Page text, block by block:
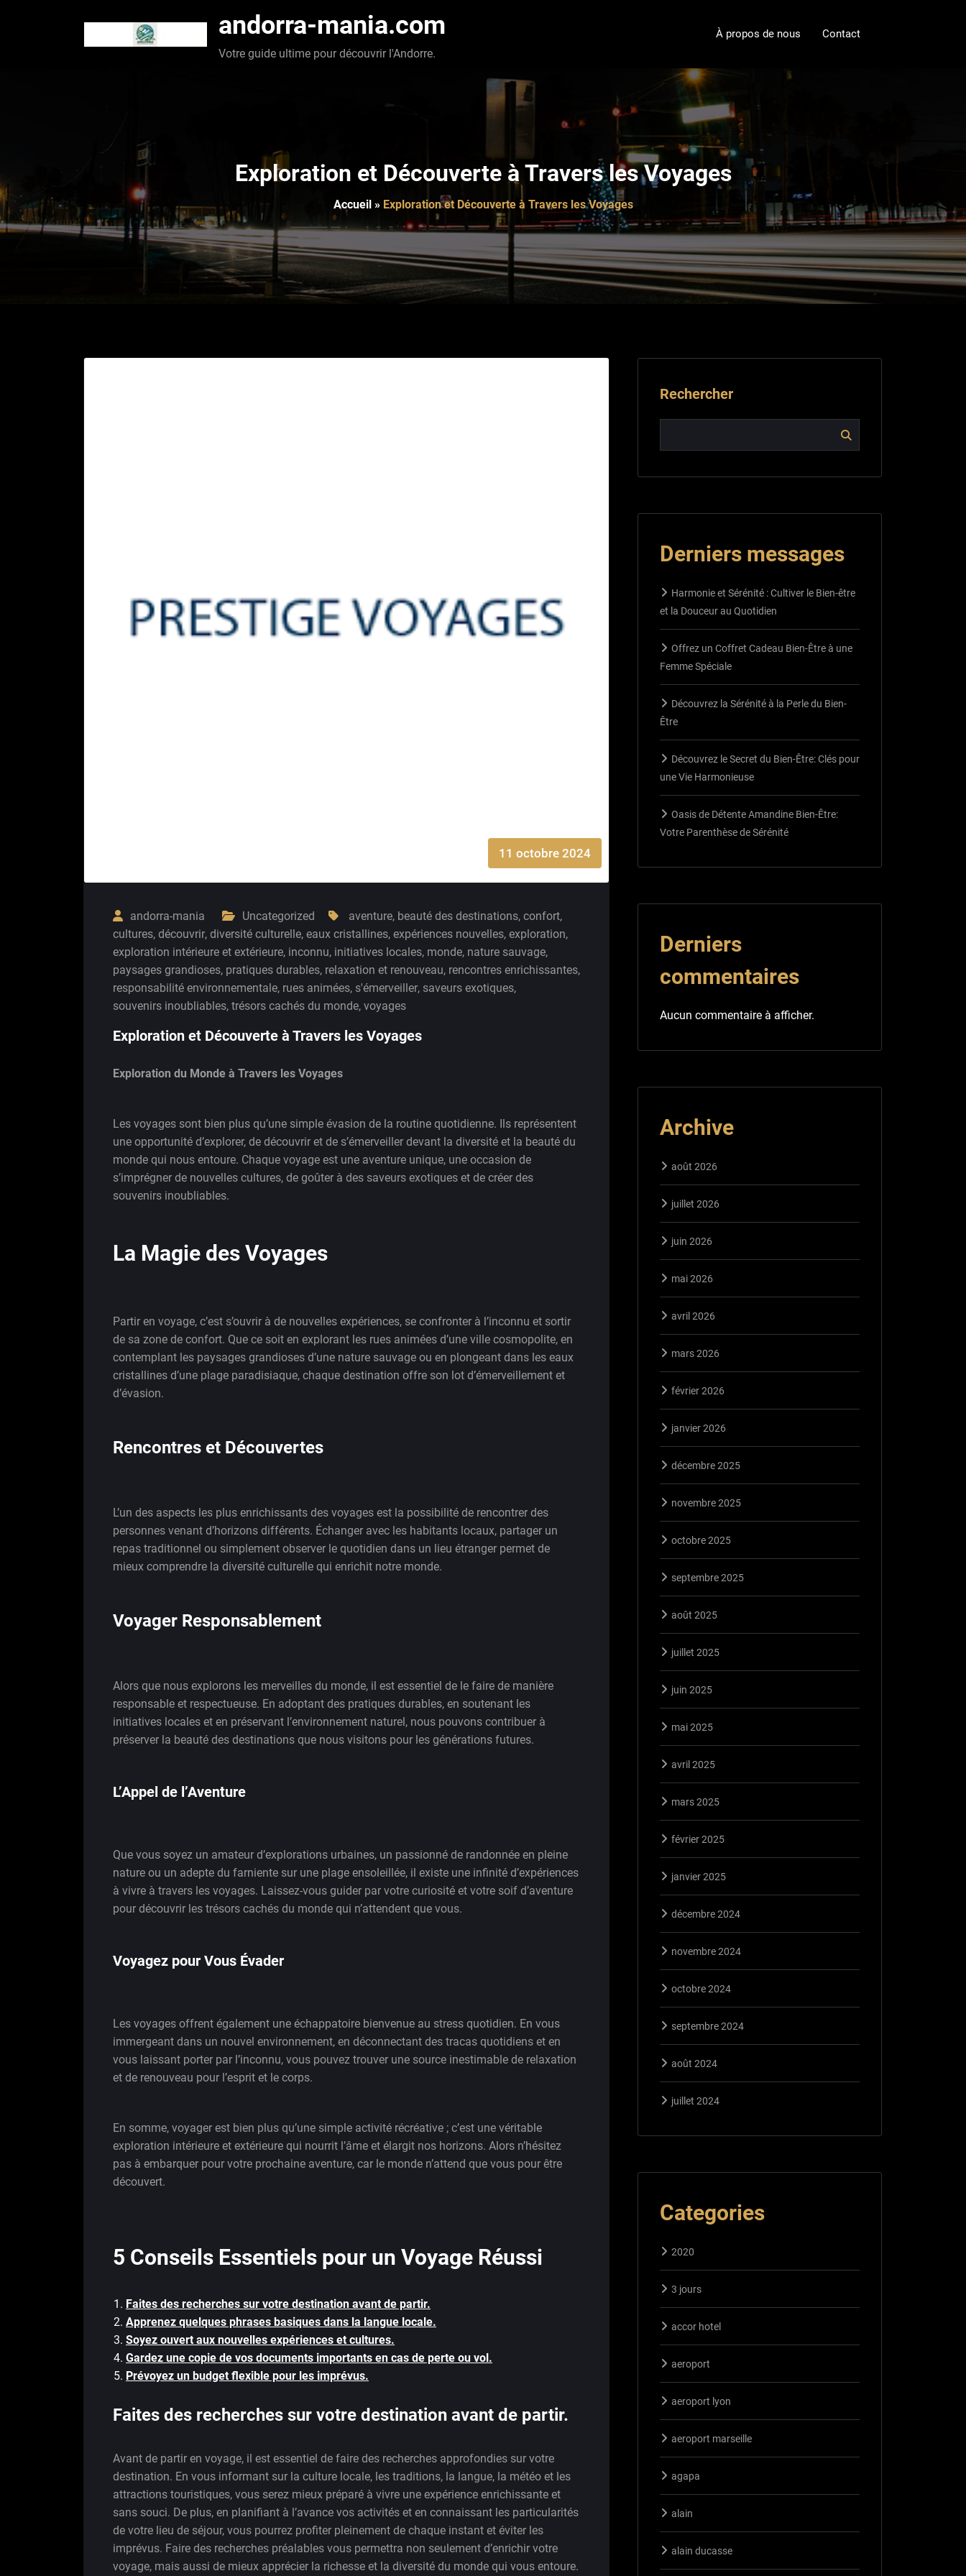
andorra-mania.com
Votre guide ultime pour découvrir l'Andorre.
À propos de nous Contact
Exploration et Découverte à Travers les Voyages
Accueil» Exploration et Découverte à Travers les Voyages
11 octobre 2024
andorra-mania Uncategorized aventure, beauté des destinations, confort,
cultures, découvrir, diversité culturelle, eaux cristallines, expériences nouvelles, exploration,
exploration intérieure et extérieure, inconnu, initiatives locales, monde, nature sauvage,
paysages grandioses, pratiques durables, relaxation et renouveau, rencontres enrichissantes,
responsabilité environnementale, rues animées, s'émerveiller, saveurs exotiques,
souvenirs inoubliables, trésors cachés du monde, voyages
Exploration et Découverte à Travers les Voyages
Exploration du Monde à Travers les Voyages
Les voyages sont bien plus qu’une simple évasion de la routine quotidienne. Ils représentent
une opportunité d’explorer, de découvrir et de s’émerveiller devant la diversité et la beauté du
monde qui nous entoure. Chaque voyage est une aventure unique, une occasion de
s’imprégner de nouvelles cultures, de goûter à des saveurs exotiques et de créer des
souvenirs inoubliables.
La Magie des Voyages
Partir en voyage, c’est s’ouvrir à de nouvelles expériences, se confronter à l’inconnu et sortir
de sa zone de confort. Que ce soit en explorant les rues animées d’une ville cosmopolite, en
contemplant les paysages grandioses d’une nature sauvage ou en plongeant dans les eaux
cristallines d’une plage paradisiaque, chaque destination offre son lot d’émerveillement et
d’évasion.
Rencontres et Découvertes
L’un des aspects les plus enrichissants des voyages est la possibilité de rencontrer des
personnes venant d’horizons différents. Échanger avec les habitants locaux, partager un
repas traditionnel ou simplement observer le quotidien dans un lieu étranger permet de
mieux comprendre la diversité culturelle qui enrichit notre monde.
Voyager Responsablement
Alors que nous explorons les merveilles du monde, il est essentiel de le faire de manière
responsable et respectueuse. En adoptant des pratiques durables, en soutenant les
initiatives locales et en préservant l’environnement naturel, nous pouvons contribuer à
préserver la beauté des destinations que nous visitons pour les générations futures.
L’Appel de l’Aventure
Que vous soyez un amateur d’explorations urbaines, un passionné de randonnée en pleine
nature ou un adepte du farniente sur une plage ensoleillée, il existe une infinité d’expériences
à vivre à travers les voyages. Laissez-vous guider par votre curiosité et votre soif d’aventure
pour découvrir les trésors cachés du monde qui n’attendent que vous.
Voyagez pour Vous Évader
Les voyages offrent également une échappatoire bienvenue au stress quotidien. En vous
immergeant dans un nouvel environnement, en déconnectant des tracas quotidiens et en
vous laissant porter par l’inconnu, vous pouvez trouver une source inestimable de relaxation
et de renouveau pour l’esprit et le corps.
En somme, voyager est bien plus qu’une simple activité récréative ; c’est une véritable
exploration intérieure et extérieure qui nourrit l’âme et élargit nos horizons. Alors n’hésitez
pas à embarquer pour votre prochaine aventure, car le monde n’attend que vous pour être
découvert.
5 Conseils Essentiels pour un Voyage Réussi
Faites des recherches sur votre destination avant de partir.
Apprenez quelques phrases basiques dans la langue locale.
Soyez ouvert aux nouvelles expériences et cultures.
Gardez une copie de vos documents importants en cas de perte ou vol.
Prévoyez un budget flexible pour les imprévus.
Faites des recherches sur votre destination avant de partir.
Avant de partir en voyage, il est essentiel de faire des recherches approfondies sur votre
destination. En vous informant sur la culture locale, les traditions, la langue, la météo et les
attractions touristiques, vous serez mieux préparé à vivre une expérience enrichissante et
sans souci. De plus, en planifiant à l’avance vos activités et en connaissant les particularités
de votre lieu de séjour, vous pourrez profiter pleinement de chaque instant et éviter les
imprévus. Faire des recherches préalables vous permettra non seulement d’enrichir votre
voyage, mais aussi de mieux apprécier la richesse et la diversité du monde qui vous entoure.
Rechercher
Derniers messages
Harmonie et Sérénité : Cultiver le Bien-être
et la Douceur au Quotidien
Offrez un Coffret Cadeau Bien-Être à une
Femme Spéciale
Découvrez la Sérénité à la Perle du Bien-
Être
Découvrez le Secret du Bien-Être: Clés pour
une Vie Harmonieuse
Oasis de Détente Amandine Bien-Être:
Votre Parenthèse de Sérénité
Derniers
commentaires
Aucun commentaire à afficher.
Archive
août 2026
juillet 2026
juin 2026
mai 2026
avril 2026
mars 2026
février 2026
janvier 2026
décembre 2025
novembre 2025
octobre 2025
septembre 2025
août 2025
juillet 2025
juin 2025
mai 2025
avril 2025
mars 2025
février 2025
janvier 2025
décembre 2024
novembre 2024
octobre 2024
septembre 2024
août 2024
juillet 2024
Categories
2020
3 jours
accor hotel
aeroport
aeroport lyon
aeroport marseille
agapa
alain
alain ducasse